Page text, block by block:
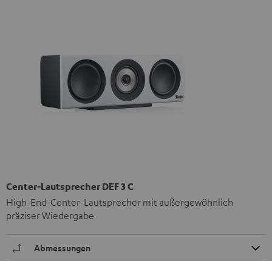
Center-Lautsprecher DEF 3 C
High-End-Center-Lautsprecher mit außergewöhnlich
präziser Wiedergabe
Abmessungen